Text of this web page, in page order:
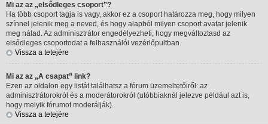
Mi az az „elsődleges csoport”?
Ha több csoport tagja is vagy, akkor ez a csoport határozza meg, hogy milyen
színnel jelenik meg a neved, és hogy alapból milyen csoport avatar jelenik
meg nálad. Az adminisztrátor engedélyezheti, hogy megváltoztasd az
elsődleges csoportodat a felhasználói vezérlőpultban.
Vissza a tetejére
Mi az az „A csapat” link?
Ezen az oldalon egy listát találhatsz a fórum üzemeltetőiről: az
adminisztrátorokról és a moderátorokról (utóbbiaknál jelezve például azt is,
hogy melyik fórumot moderálják).
Vissza a tetejére